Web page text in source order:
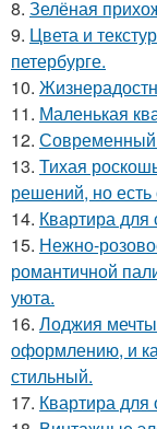
8. Зелёная
9. Цвета и
петербурге.
10.
11. Маленькая
12. Современный
13. Тихая
решений, но
14. Квартира для
15. Нежно-
романтичной
уюта.
16. Лоджия
оформлению, и
стильный.
17. Квартира